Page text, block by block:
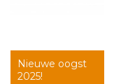
Nieuwe oogst
2025!